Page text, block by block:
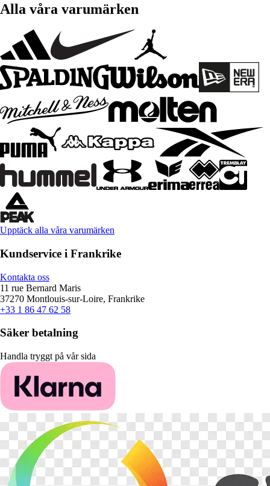
Alla våra varumärken
Upptäck alla våra varumärken
Kundservice i Frankrike
Kontakta oss
11 rue Bernard Maris
37270 Montlouis-sur-Loire, Frankrike
+33 1 86 47 62 58
Säker betalning
Handla tryggt på vår sida